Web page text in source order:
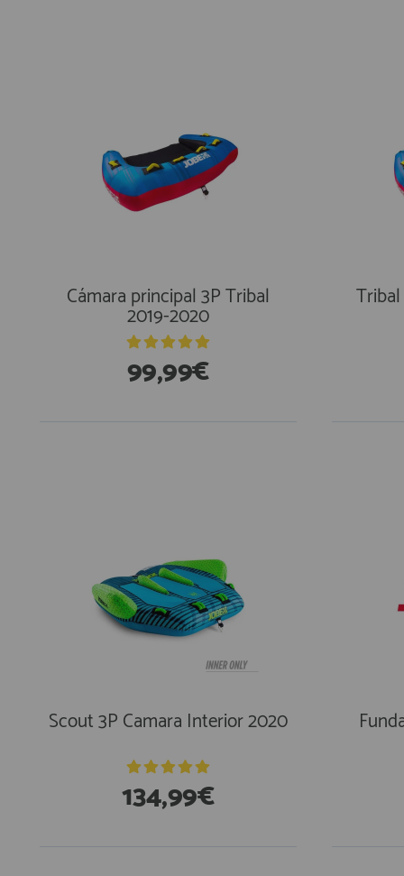
Cámara principal 3P Tribal
2019-2020
99,99€
Scout 3P Camara Interior 2020
134,99€